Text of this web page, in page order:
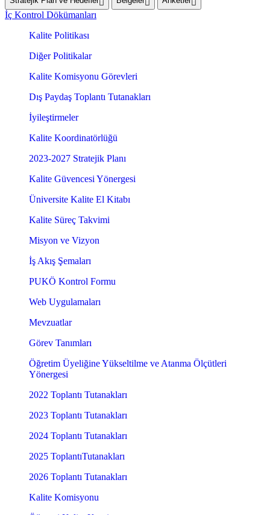
İç Kontrol Dökümanları
Kalite Politikası
Diğer Politikalar
Kalite Komisyonu Görevleri
Dış Paydaş Toplantı Tutanakları
İyileştirmeler
Kalite Koordinatörlüğü
2023-2027 Stratejik Planı
Kalite Güvencesi Yönergesi
Üniversite Kalite El Kitabı
Kalite Süreç Takvimi
Misyon ve Vizyon
İş Akış Şemaları
PUKÖ Kontrol Formu
Web Uygulamaları
Mevzuatlar
Görev Tanımları
Öğretim Üyeliğine Yükseltilme ve Atanma Ölçütleri
Yönergesi
2022 Toplantı Tutanakları
2023 Toplantı Tutanakları
2024 Toplantı Tutanakları
2025 ToplantıTutanakları
2026 Toplantı Tutanakları
Kalite Komisyonu